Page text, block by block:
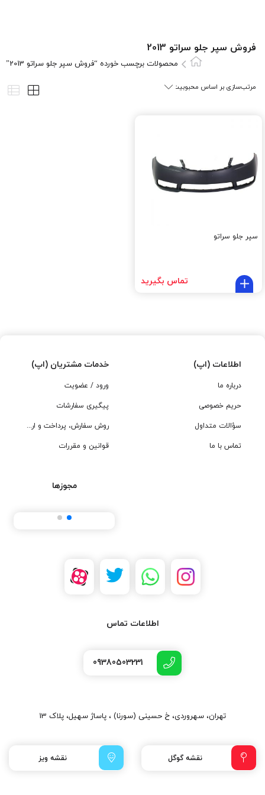
فروش سپر جلو سراتو 2013
محصولات برچسب خورده “فروش سپر جلو سراتو 2013”
سپر جلو سراتو
تماس بگیرید
اطلاعات (اپ)
درباره ما
حریم خصوصی
سؤالات متداول
تماس با ما
خدمات مشتریان (اپ)
ورود / عضویت
پیگیری سفارشات
روش سفارش، پرداخت و ارسال
قوانین و مقررات
مجوزها
اطلاعات تماس
09380503231
تهران، سهروردی، خ حسینی (سورنا) ، پاساژ سهیل، پلاک 13
نقشه گوگل نقشه ویز